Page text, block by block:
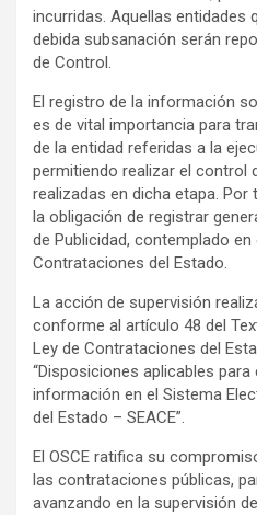
incurridas. Aquellas entidades
debida subsanación serán
de Control.
El registro de la información
es de vital importancia para
de la entidad referidas a la
permitiendo realizar el control
realizadas en dicha etapa.
la obligación de registrar
de Publicidad, contemplado
Contrataciones del Estado.
La acción de supervisión
conforme al artículo 48 del
Ley de Contrataciones del
“Disposiciones aplicables
información en el Sistema
del Estado – SEACE”.
El OSCE ratifica su
las contrataciones públicas,
avanzando en la supervisión